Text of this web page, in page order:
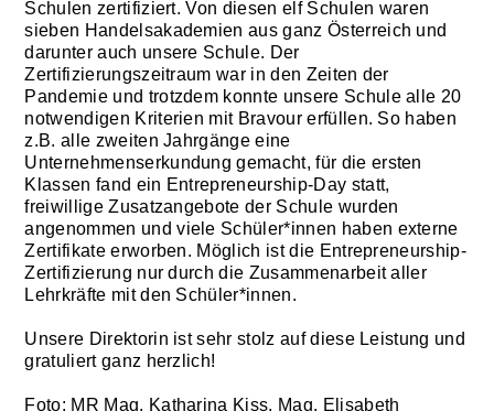
Schulen zertifiziert. Von diesen elf Schulen waren
sieben Handelsakademien aus ganz Österreich und
darunter auch unsere Schule. Der
Zertifizierungszeitraum war in den Zeiten der
Pandemie und trotzdem konnte unsere Schule alle 20
notwendigen Kriterien mit Bravour erfüllen. So haben
z.B. alle zweiten Jahrgänge eine
Unternehmenserkundung gemacht, für die ersten
Klassen fand ein Entrepreneurship-Day statt,
freiwillige Zusatzangebote der Schule wurden
angenommen und viele Schüler*innen haben externe
Zertifikate erworben. Möglich ist die Entrepreneurship-
Zertifizierung nur durch die Zusammenarbeit aller
Lehrkräfte mit den Schüler*innen.
Unsere Direktorin ist sehr stolz auf diese Leistung und
gratuliert ganz herzlich!
Foto: MR Mag. Katharina Kiss, Mag. Elisabeth